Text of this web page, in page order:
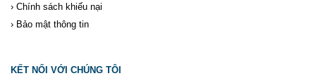
› Chính sách khiếu nại
› Bảo mật thông tin
KẾT NỐI VỚI CHÚNG TÔI